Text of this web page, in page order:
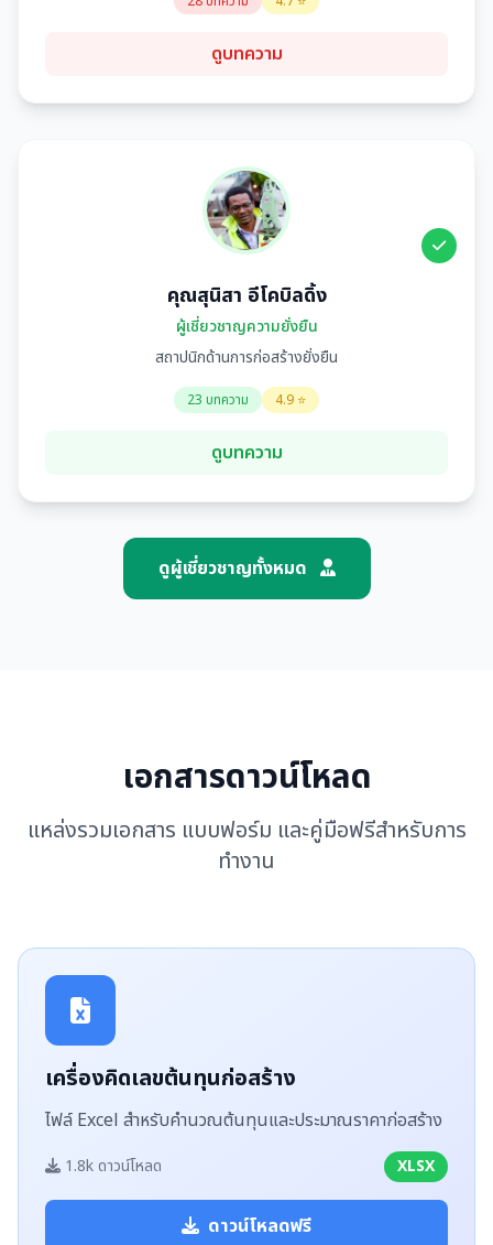
ดูบทความ
คุณสุนิสา อีโคบิลดิ้ง
ผู้เชี่ยวชาญความยั่งยืน
สถาปนิกด้านการก่อสร้างยั่งยืน
23 บทความ 4.9 ⭐
ดูบทความ
ดูผู้เชี่ยวชาญทั้งหมด
เอกสารดาวน์โหลด
แหล่งรวมเอกสาร แบบฟอร์ม และคู่มือฟรีสำหรับการ
ทำงาน
เครื่องคิดเลขต้นทุนก่อสร้าง
ไฟล์ Excel สำหรับคำนวณต้นทุนและประมาณราคาก่อสร้าง
1.8k ดาวน์โหลด XLSX
ดาวน์โหลดฟรี